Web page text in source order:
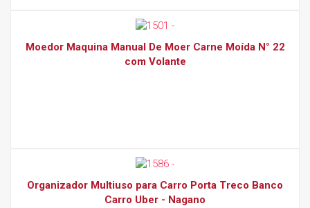
Moedor Maquina Manual De Moer Carne Moída N° 22
com Volante
Organizador Multiuso para Carro Porta Treco Banco
Carro Uber - Nagano